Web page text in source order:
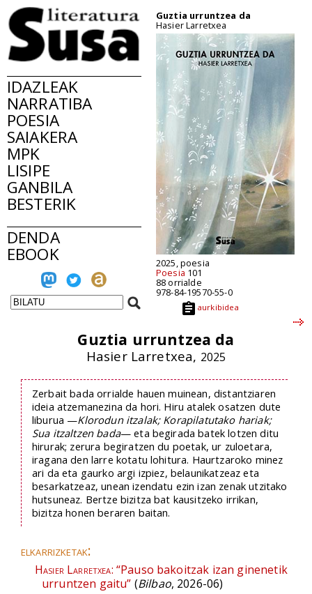
IDAZLEAK
NARRATIBA
POESIA
SAIAKERA
MPK
LISIPE
GANBILA
BESTERIK
DENDA
EBOOK
Guztia urruntzea da
Hasier Larretxea
2025, poesia
Poesia 101
88 orrialde
978-84-19570-55-0
aurkibidea
Guztia urruntzea da
Hasier Larretxea, 2025
Zerbait bada orrialde hauen muinean, distantziaren
ideia atzemanezina da hori. Hiru atalek osatzen dute
liburua —Klorodun itzalak; Korapilatutako hariak;
Sua itzaltzen bada— eta begirada batek lotzen ditu
hirurak; zerura begiratzen du poetak, ur zuloetara,
iragana den larre kotatu lohitura. Haurtzaroko minez
ari da eta gaurko argi izpiez, belaunikatzeaz eta
besarkatzeaz, unean izendatu ezin izan zenak utzitako
hutsuneaz. Bertze bizitza bat kausitzeko irrikan,
bizitza honen beraren baitan.
elkarrizketak:
Hasier Larretxea: “Pauso bakoitzak izan ginenetik
urruntzen gaitu” (Bilbao, 2026-06)